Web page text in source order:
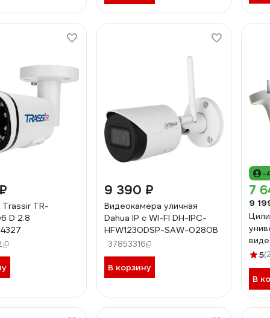
Trassir TR-
D 2.8
9 390 ₽
Видеокамера уличная
Dahua IP с WI-FI DH-IPC-
HFW1230DSP-SAW-0280B
37853316
В корзину
-
7
9
IPC-
5
В